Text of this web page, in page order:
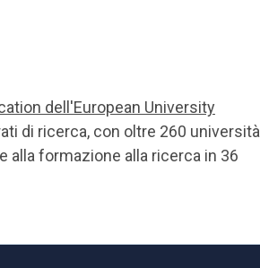
dell'European University
di ricerca, con oltre 260 università
alla formazione alla ricerca in 36